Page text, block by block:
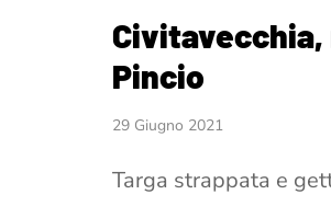
Civitavecchia,
Pincio
29 Giugno 2021
Targa strappata e